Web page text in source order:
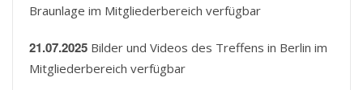
Braunlage im Mitgliederbereich verfügbar
21.07.2025 Bilder und Videos des Treffens in Berlin im
Mitgliederbereich verfügbar